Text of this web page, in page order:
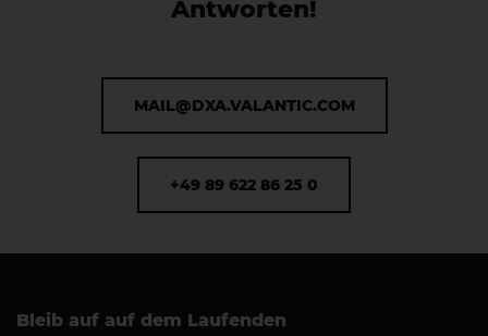
Antworten!
MAIL@DXA.VALANTIC.COM
+49 89 622 86 25 0
Bleib auf auf dem Laufenden